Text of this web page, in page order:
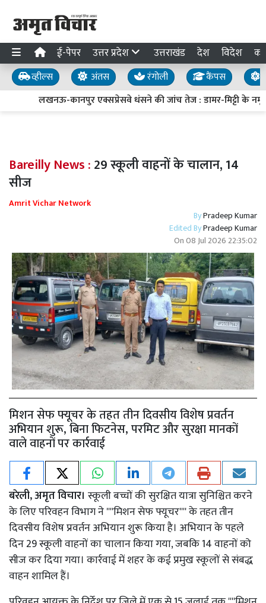
ई-पेपर उत्तर प्रदेश उत्तराखंड देश विदेश
व्हील्स अंतस रंगोली कैंपस
लखनऊ-कानपुर एक्सप्रेसवे धंसने की जांच तेज : डामर-मिट्टी के
Bareilly News :29 स्कूली वाहनों के चालान, 14
सीज
Amrit Vichar Network
ByPradeep Kumar
Edited ByPradeep Kumar
On08 Jul 2026 22:35:02
मिशन सेफ फ्यूचर के तहत तीन दिवसीय विशेष प्रवर्तन
अभियान शुरू, बिना फिटनेस, परमिट और सुरक्षा मानकों
वाले वाहनों पर कार्रवाई
बरेली, अमृत विचार। स्कूली बच्चों की सुरक्षित यात्रा सुनिश्चित करने
के लिए परिवहन विभाग ने ''''मिशन सेफ फ्यूचर'''' के तहत तीन
दिवसीय विशेष प्रवर्तन अभियान शुरू किया है। अभियान के पहले
दिन 29 स्कूली वाहनों का चालान किया गया, जबकि 14 वाहनों को
सीज कर दिया गया। कार्रवाई में शहर के कई प्रमुख स्कूलों से संबद्ध
वाहन शामिल हैं।